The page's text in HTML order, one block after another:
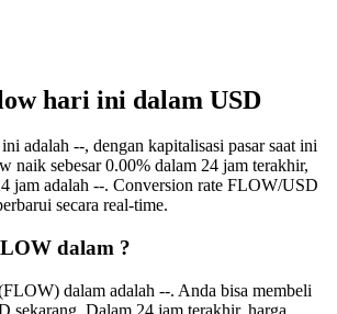
hari ini dalam USD
adalah --, dengan kapitalisasi pasar saat ini
naik sebesar 0.00% dalam 24 jam terakhir,
jam adalah --. Conversion rate FLOW/USD
secara real-time.
dalam ?
dalam adalah --. Anda bisa membeli
sekarang. Dalam 24 jam terakhir, harga